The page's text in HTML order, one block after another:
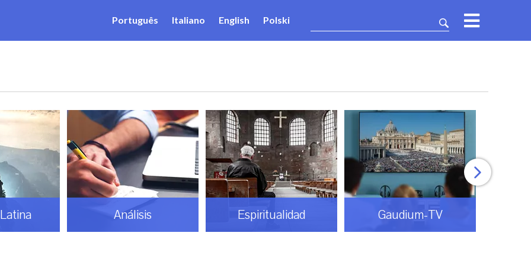
Português Italiano English Polski
Análisis Espiritualidad Gaudium-TV